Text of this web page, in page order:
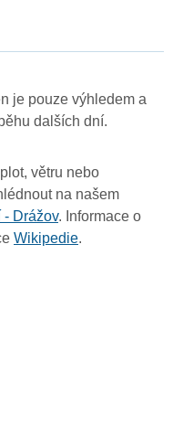
je pouze výhledem a
dalších dní.
větru nebo
na našem
- Drážov. Informace o
Wikipedie.